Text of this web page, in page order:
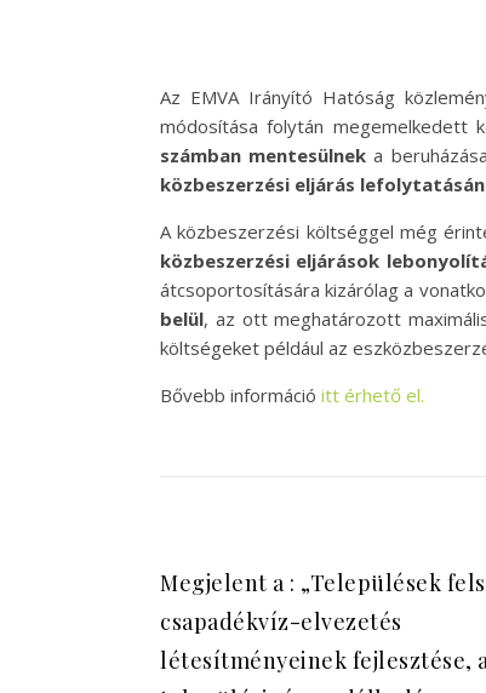
Az EMVA Irányító Hatóság
módosítása folytán megemelkedett
számban mentesülnek a
közbeszerzési eljárás
A közbeszerzési költséggel még
közbeszerzési eljárások
átcsoportosítására kizárólag a
belül, az ott meghatározott
költségeket például az
Bővebb információ itt érhető el.
Megjelent a : „Települések
csapadékvíz-elvezetés
létesítményeinek fejlesztése,